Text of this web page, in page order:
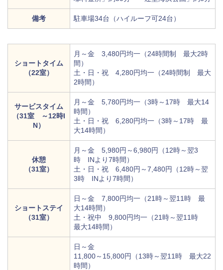
備考 駐車場34台（ハイルーフ可24台）
ショートタイム
（22室）
月～金 3,480円均一（24時間制 最大2時
間）
土・日・祝 4,280円均一（24時間制 最大
2時間）
サービスタイム
（31室 ～12時I
N）
月～金 5,780円均一（3時～17時 最大14
時間）
土・日・祝 6,280円均一（3時～17時 最
大14時間）
休憩
（31室）
月～金 5,980円～6,980円（12時～翌3
時 INより7時間）
土・日・祝 6,480円～7,480円（12時～翌
3時 INより7時間）
ショートステイ
（31室）
日～金 7,800円均一（21時～翌11時 最
大14時間）
土・祝中 9,800円均一（21時～翌11時
最大14時間）
日～金
11,800～15,800円（13時～翌11時 最大22
時間）